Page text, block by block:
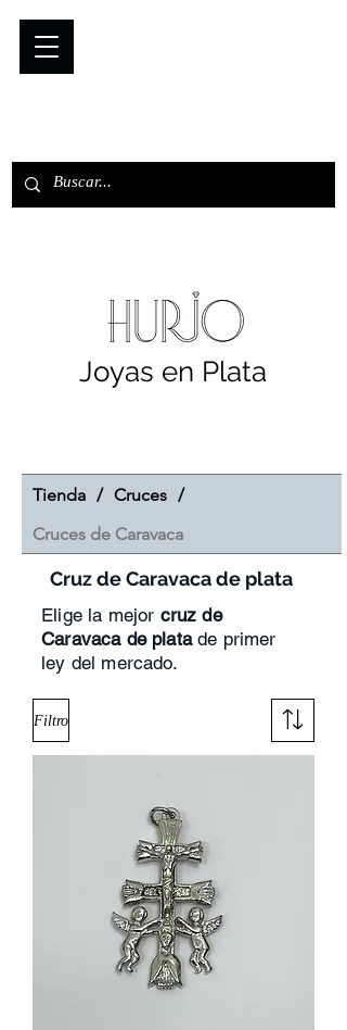
Joyas en Plata
Tienda / Cruces /
Cruces de Caravaca
Cruz de Caravaca de plata
Elige la mejor cruz de
Caravaca de platade primer
ley del mercado.
Filtro